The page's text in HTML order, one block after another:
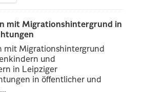
mit Migrationshintergrund in
mit Migrationshintergrund
und
in Leipziger
in öffentlicher und